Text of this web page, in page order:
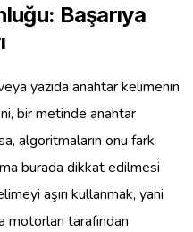
Başarıya
yazıda anahtar kelimenin
bir metinde anahtar
algoritmaların onu fark
burada dikkat edilmesi
aşırı kullanmak, yani
motorları tarafından